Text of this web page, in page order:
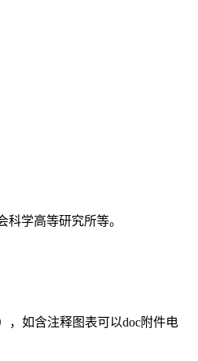
学高等研究所等。
，如含注释图表可以doc附件电